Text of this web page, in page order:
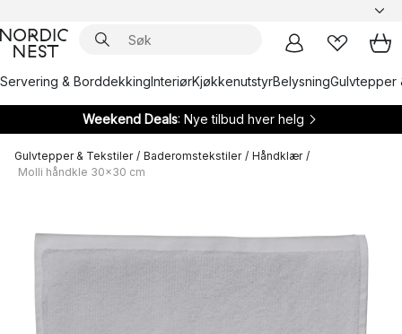
Servering & BorddekkingInteriørKjøkkenutstyrBelysningGulvtepper
Weekend Deals: Nye tilbud hver helg
Gulvtepper & Tekstiler / Baderomstekstiler / Håndklær /
Molli håndkle 30x30 cm